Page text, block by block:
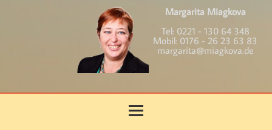
Margarita Miagkova
Tel: 0221 - 130 64 348
Mobil: 0176 - 26 23 63 83
margarita@miagkova.de